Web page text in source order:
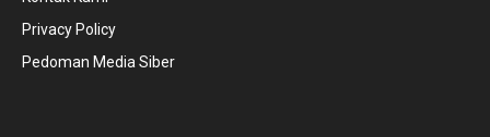
Privacy Policy
Pedoman Media Siber